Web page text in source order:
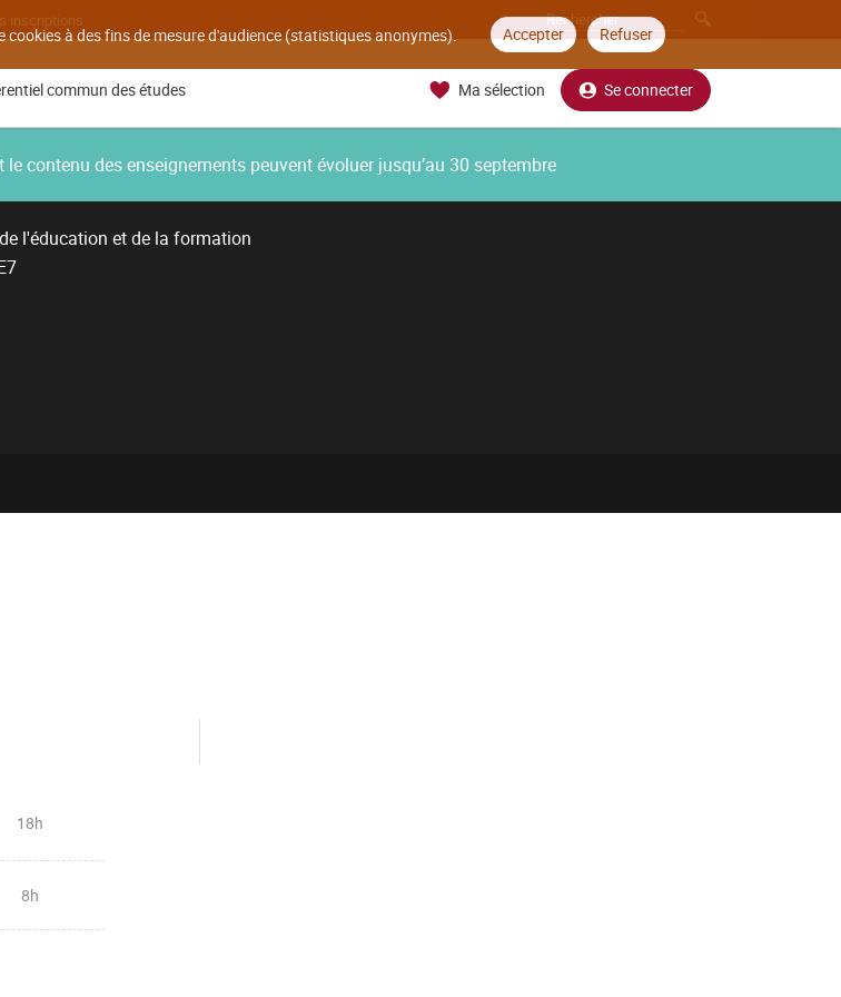
à des fins de mesure d'audience (statistiques anonymes). Accepter Refuser
inscriptions
commun des études Ma sélection Se connecter
contenu des enseignements peuvent évoluer jusqu’au 30 septembre
l'éducation et de la formation
18h
8h